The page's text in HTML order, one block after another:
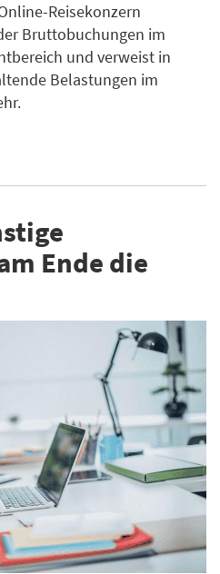
Reisekonzern
Bruttobuchungen im
und verweist in
Belastungen im
Ende die